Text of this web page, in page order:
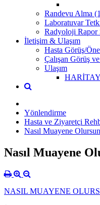
Randevu Alma
Laboratuvar
Radyoloji Rapor
İletişim & Ulaşım
Hasta Görüş/
Çalışan Görüş
Ulaşım
Yönlendirme
Hasta ve Ziyaretçi
Nasıl Muayene
Nasıl Muayene
NASIL MUAYENE